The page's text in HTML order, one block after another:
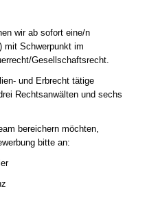
wir ab sofort eine/n
mit Schwerpunkt im
Gesellschaftsrecht.
und Erbrecht tätige
Rechtsanwälten und sechs
bereichern möchten,
bitte an: